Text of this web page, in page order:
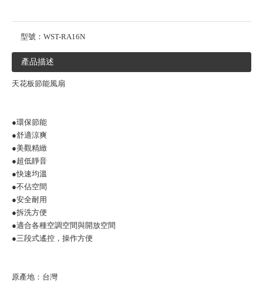
型號： WST-RA16N
產品描述
天花板節能風扇
●環保節能
●舒適涼爽
●美觀精緻
●超低靜音
●快速均溫
●不佔空間
●安全耐用
●拆洗方便
●適合各種空調空間與開放空間
●三段式遙控，操作方便
原產地：台灣